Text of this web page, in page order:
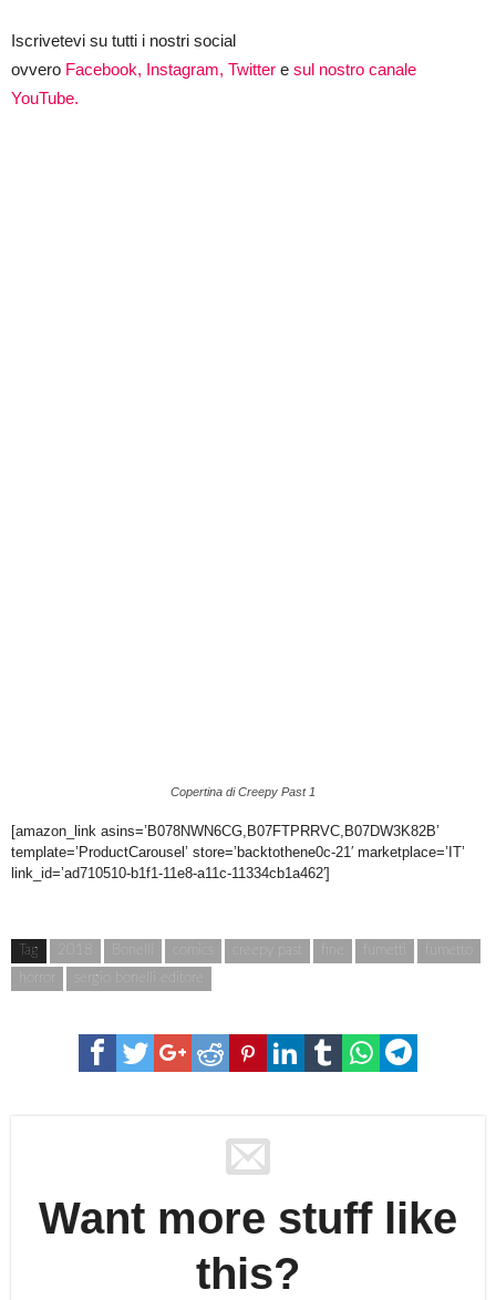
Iscrivetevi su tutti i nostri social
ovvero Facebook, Instagram, Twitter e sul nostro canale
YouTube.
Copertina di Creepy Past 1
[amazon_link asins=’B078NWN6CG,B07FTPRRVC,B07DW3K82B’
template=’ProductCarousel’ store=’backtothene0c-21′ marketplace=’IT’
link_id=’ad710510-b1f1-11e8-a11c-11334cb1a462′]
Tag 2018 Bonelli creepy past fine fumetti
fumetto
horror
sergio bonelli editore
Want more stuff like
this?